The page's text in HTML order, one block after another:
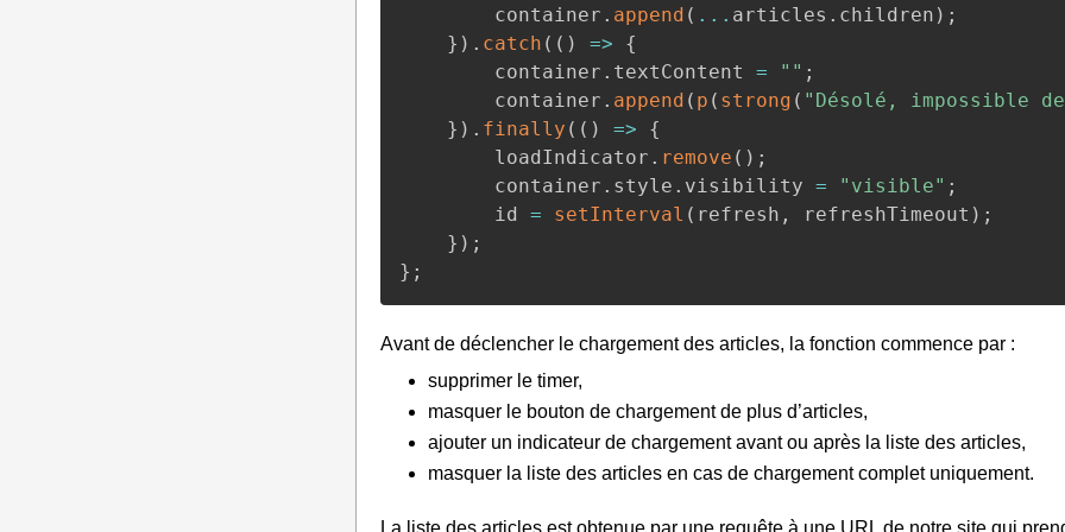
		container
. append ( ... articles . children ) ;
} ) . catch ( ( ) =>
{
		container
. textContent = "" ;
		container
. append ( p ( strong ( "Désolé, impossible
} ) . finally ( ( ) =>
{
		loadIndicator
. remove ( ) ;
		container
. style . visibility = "visible" ;
		id
= setInterval ( refresh , refreshTimeout ) ;
} ) ;
} ;
Avant de déclencher le chargement des articles, la fonction commence par :
supprimer le timer,
masquer le bouton de chargement de plus d’articles,
ajouter un indicateur de chargement avant ou après la liste des articles,
masquer la liste des articles en cas de chargement complet uniquement.
La liste des articles est obtenue par une requête à une URL de notre site qui